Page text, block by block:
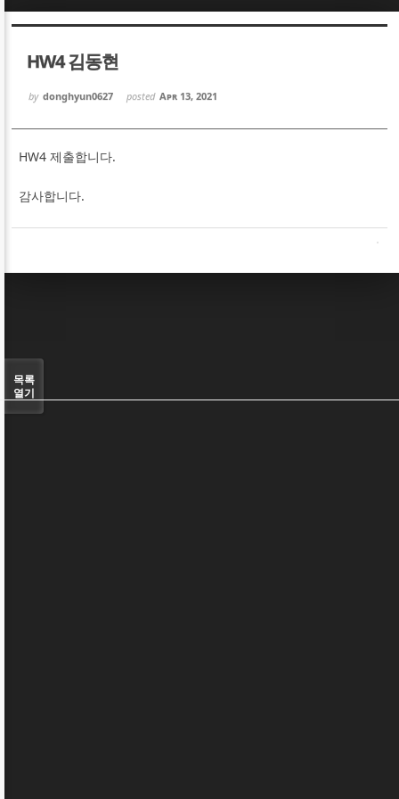
HW4 김동현
by donghyun0627 posted Apr 13, 2021
HW4 제출합니다.
감사합니다.
목록
열기
Sketchbook5, 스케치북5
Sketchbook5, 스케치북5
Sketchbook5, 스케치북5
Sketchbook5, 스케치북5